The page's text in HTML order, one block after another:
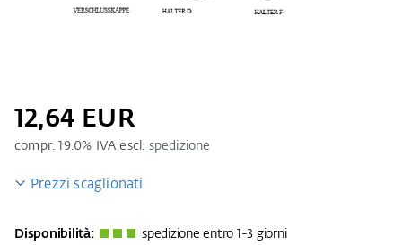
12,64 EUR
compr. 19.0% IVA escl. spedizione
Prezzi scaglionati
Disponibilità: spedizione entro 1-3 giorni